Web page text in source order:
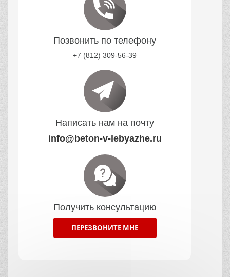
Позвонить по телефону
+7 (812) 309-56-39
Написать нам на почту
info@beton-v-lebyazhe.ru
Получить консультацию
ПЕРЕЗВОНИТЕ МНЕ